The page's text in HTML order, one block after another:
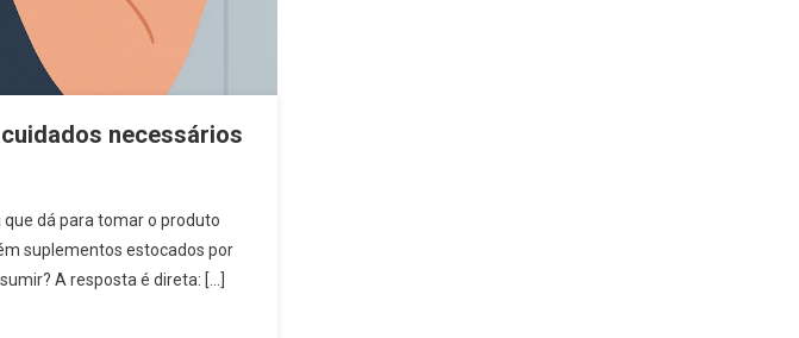
necessários
dá para tomar o produto
suplementos estocados por
A resposta é direta: […]